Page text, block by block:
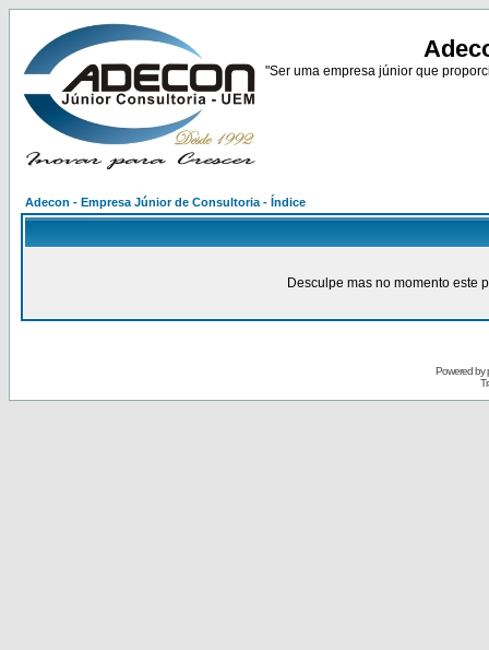
"Ser uma empresa júnior que
Adecon - Empresa Júnior de Consultoria - Índice
Desculpe mas no momento este
Powered by